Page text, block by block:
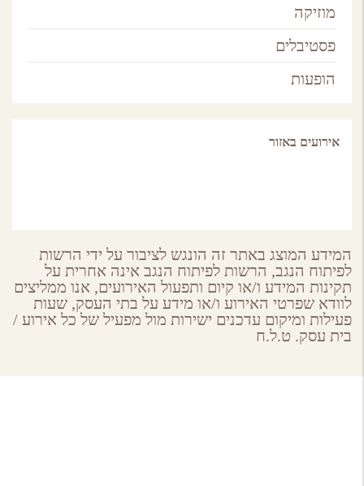
מוזיקה
פסטיבלים
הופעות
אירועים באזור
המידע המוצג באתר זה הונגש לציבור על ידי הרשות
לפיתוח הנגב, הרשות לפיתוח הנגב אינה אחרית על
תקינות המידע ו/או קיום ותפעול האירועים, אנו ממליצים
לוודא שפרטי האירוע ו/או מידע על בתי העסק, שעות
פעילות ומיקום עדכנים ישירות מול מפעיל של כל אירוע /
בית עסק. ט.ל.ח